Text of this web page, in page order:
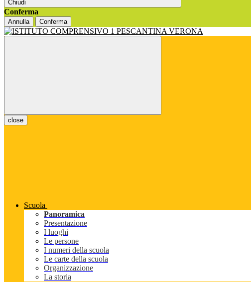
Chiudi
Conferma
Annulla Conferma
close
Scuola
Panoramica
Presentazione
I luoghi
Le persone
I numeri della scuola
Le carte della scuola
Organizzazione
La storia